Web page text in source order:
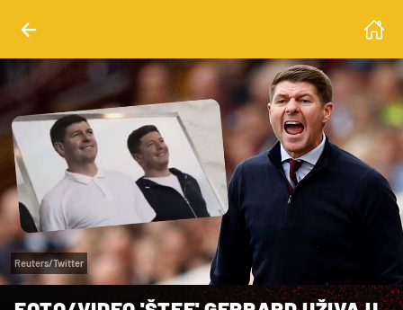
Reuters/Twitter